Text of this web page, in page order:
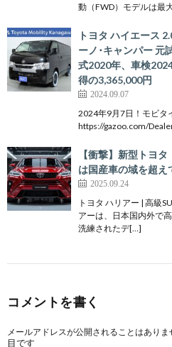
動（FWD）モデルは最
トヨタ ハイエース
ーノ･キャンパー 元
式2020年、車検
得の3,365,000円
2024.09.07
2024年9月7日！モビタ
https://gazoo.com/
【衝撃】新型トヨ
は国産車の域を超え
2025.09.24
トヨタ ハリアー | 高級
アーは、日本国内外で
洗練されたデ[…]
コメントを書く
メールアドレスが公開されることはありま
目です